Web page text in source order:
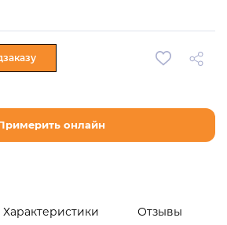
онлайн
Характеристики Отзывы